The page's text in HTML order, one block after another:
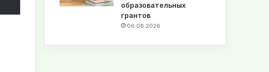
образовательных
грантов
06.08.2026